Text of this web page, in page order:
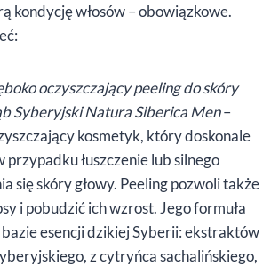
kondycję włosów – obowiązkowe.
oczyszczający peeling do skóry
Syberyjski Natura Siberica Men–
kosmetyk, który doskonale
przypadku łuszczenie lub silnego
się skóry głowy. Peeling pozwoli także
i pobudzić ich wzrost. Jego formuła
esencji dzikiej Syberii: ekstraktów
z cytryńca sachalińskiego,